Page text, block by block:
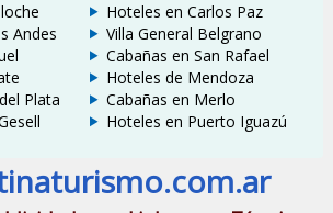
Andes
Plata
Hoteles en Carlos Paz
Villa General Belgrano
Cabañas en San Rafael
Hoteles de Mendoza
Cabañas en Merlo
Hoteles en Puerto Iguazú